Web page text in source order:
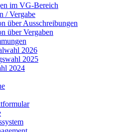
im VG-Bereich
/ Vergabe
über Ausschreibungen
über Vergaben
2026
2025
2024